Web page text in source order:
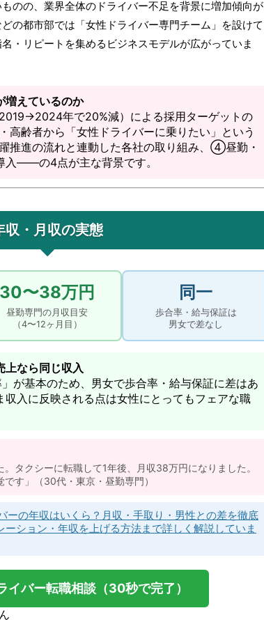
のの、業界全体のドライバー不足を背景に増加傾向が
の都市部では「女性ドライバー専門チーム」を設けて
・リピートを集めるビジネスモデルが広がっていま
増えているのか
年で20%減）による採用ターゲットの
齢者から「女性ドライバーに乗りたい」という
推進の流れと連動した各社の取り組み、④昼勤・
入——の4点が主な背景です。
収・月収の実態
30〜38万円
昼勤専門の月収目安
（4〜12ヶ月目）
同一
歩合率・給与保証は
男女で差なし
なら同じ収入
が基本のため、男女で歩合率・給与保証に差はあ
収入に反映される点は女性にとってもフェアな職
タクシーに転職して1年後、月収38万円になりました。
す」（30代・東京・昼勤専門）
ーの年収はいくら？月収・手取り・男性との差を徹底
ション・年収を上げる方法まで詳しく解説していま
イバー転職相談（30秒で完了）